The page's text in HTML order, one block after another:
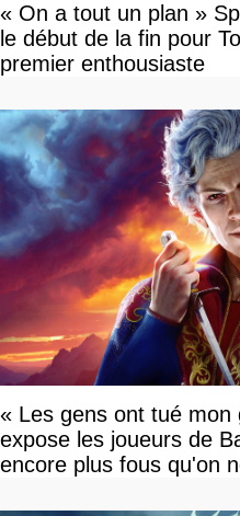
« On a tout un plan »
le début de la fin pour
premier enthousiaste
« Les gens ont tué mon
expose les joueurs de
encore plus fous qu'on